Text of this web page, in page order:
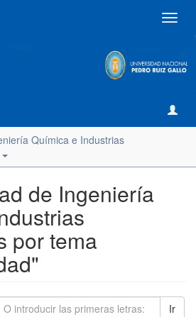
Química e Industrias
de Ingeniería
por tema
Ir